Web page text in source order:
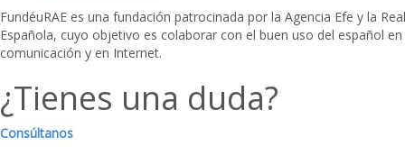
FundéuRAE es una fundación patrocinada por la Agencia Efe y la
Española, cuyo objetivo es colaborar con el buen uso del español
comunicación y en Internet.
¿Tienes una duda?
Consúltanos